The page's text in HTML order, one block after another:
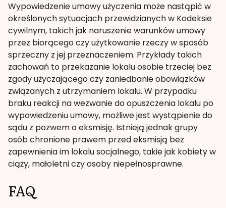
Wypowiedzenie umowy użyczenia może nastąpić w
określonych sytuacjach przewidzianych w Kodeksie
cywilnym, takich jak naruszenie warunków umowy
przez biorącego czy użytkowanie rzeczy w sposób
sprzeczny z jej przeznaczeniem. Przykłady takich
zachowań to przekazanie lokalu osobie trzeciej bez
zgody użyczającego czy zaniedbanie obowiązków
związanych z utrzymaniem lokalu. W przypadku
braku reakcji na wezwanie do opuszczenia lokalu po
wypowiedzeniu umowy, możliwe jest wystąpienie do
sądu z pozwem o eksmisję. Istnieją jednak grupy
osób chronione prawem przed eksmisją bez
zapewnienia im lokalu socjalnego, takie jak kobiety w
ciąży, małoletni czy osoby niepełnosprawne.
FAQ